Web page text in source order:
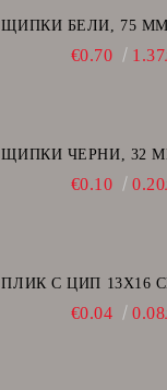
ЩИПКИ БЕЛИ, 75 ММ
€0.70
ЩИПКИ ЧЕРНИ, 32
€0.10
ПЛИК С ЦИП 13X16
€0.04